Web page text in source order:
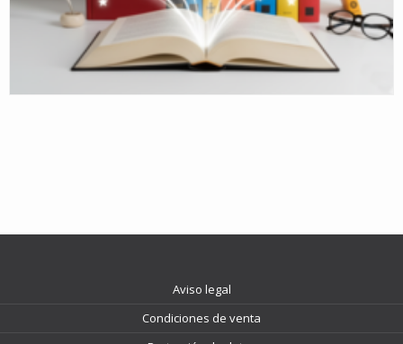
Aviso legal
Condiciones de venta